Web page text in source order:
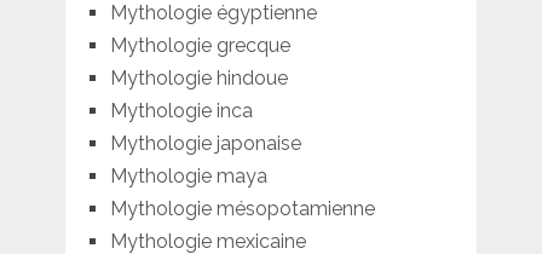
Mythologie égyptienne
Mythologie grecque
Mythologie hindoue
Mythologie inca
Mythologie japonaise
Mythologie maya
Mythologie mésopotamienne
Mythologie mexicaine